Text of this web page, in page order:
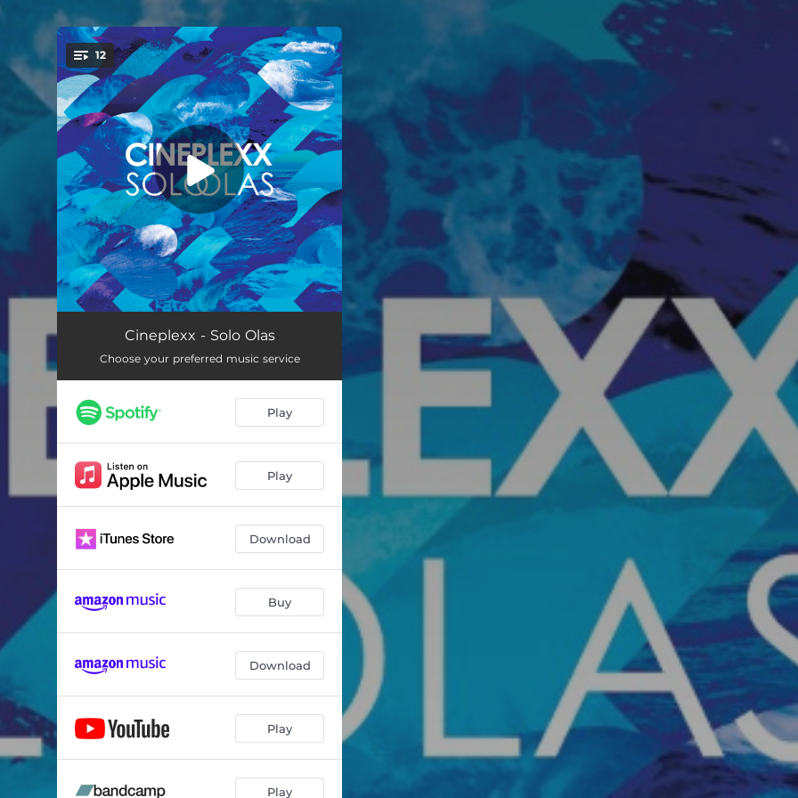
You're all set!
12
En Llamas
Hey (feat. La Bien Querida) 03:26
Perdido (feat. Kela) 04:33
Entre un Amor y Otro 03:36
Espectacular (feat. Linda Mirada) 03:31
Orilla (feat. Soleá Morente) 03:11
Ya No Sé 03:36
04:11
03:11
Me Acuerdo de Ti 04:47
Cineplexx - Solo Olas
Choose your preferred music service
Play
Play
Download
Buy
Download
Play
Play